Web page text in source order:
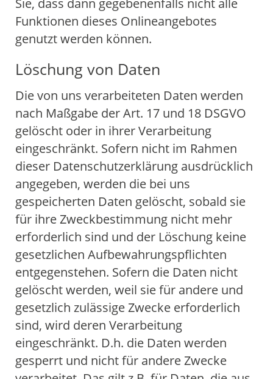
Sie, dass dann gegebenenfalls nicht alle
Funktionen dieses Onlineangebotes
genutzt werden können.
Löschung von Daten
Die von uns verarbeiteten Daten werden
nach Maßgabe der Art. 17 und 18 DSGVO
gelöscht oder in ihrer Verarbeitung
eingeschränkt. Sofern nicht im Rahmen
dieser Datenschutzerklärung ausdrücklich
angegeben, werden die bei uns
gespeicherten Daten gelöscht, sobald sie
für ihre Zweckbestimmung nicht mehr
erforderlich sind und der Löschung keine
gesetzlichen Aufbewahrungspflichten
entgegenstehen. Sofern die Daten nicht
gelöscht werden, weil sie für andere und
gesetzlich zulässige Zwecke erforderlich
sind, wird deren Verarbeitung
eingeschränkt. D.h. die Daten werden
gesperrt und nicht für andere Zwecke